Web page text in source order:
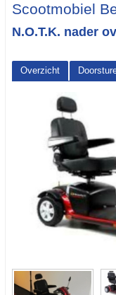
Scootmobiel
N.O.T.K. nader
Overzicht